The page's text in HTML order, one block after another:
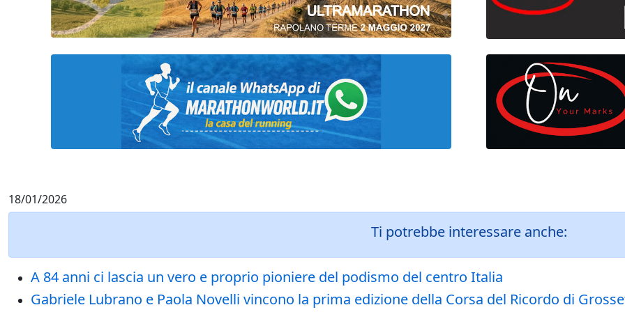
18/01/2026
Ti potrebbe interessare anche:
A 84 anni ci lascia un vero e proprio pioniere del podismo del centro Italia
Gabriele Lubrano e Paola Novelli vincono la prima edizione della Corsa del Ricordo di